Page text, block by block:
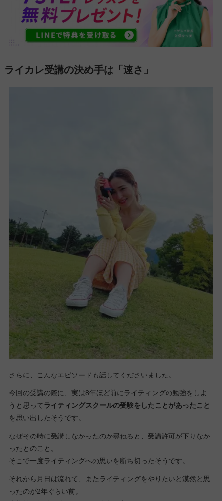
ライカレ受講の決め手は「速さ」
さらに、こんなエピソードも話してくださいました。
今回の受講の際に、実は8年ほど前にライティングの勉強をしよ
うと思ってライティングスクールの受験をしたことがあったこと
を思い出したそうです。
なぜその時に受講しなかったのか尋ねると、受講許可が下りなか
ったとのこと。
そこで一度ライティングへの思いを断ち切ったそうです。
それから月日は流れて、またライティングをやりたいと漠然と思
ったのが2年ぐらい前。